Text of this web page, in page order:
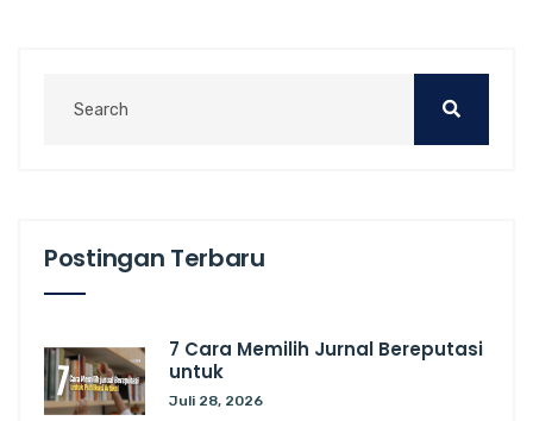
Postingan Terbaru
7 Cara Memilih Jurnal Bereputasi
untuk
Juli 28, 2026